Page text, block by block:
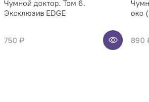
Чумной доктор. Том 6.
Эксклюзив EDGE
750 ₽
око
890